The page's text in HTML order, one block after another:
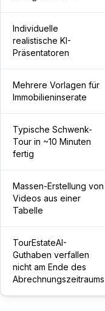
Individuelle
realistische KI-
Präsentatoren
Mehrere Vorlagen für
Immobilieninserate
Typische Schwenk-
Tour in ~10 Minuten
fertig
Massen-Erstellung von
Videos aus einer
Tabelle
TourEstateAI-
Guthaben verfallen
nicht am Ende des
Abrechnungszeitraums